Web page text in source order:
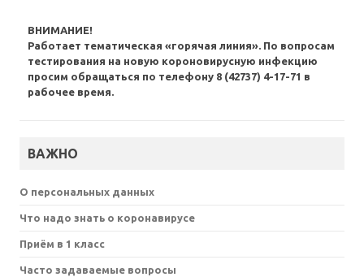
ВНИМАНИЕ!
Работает тематическая «горячая линия». По вопросам
тестирования на новую короновирусную инфекцию
просим обращаться по телефону 8 (42737) 4-17-71 в
рабочее время.
ВАЖНО
О персональных данных
Что надо знать о коронавирусе
Приём в 1 класс
Часто задаваемые вопросы